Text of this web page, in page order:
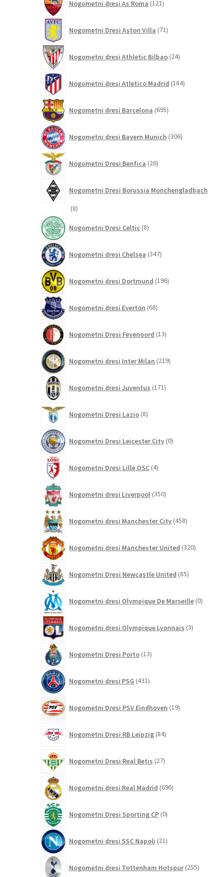
Nogometni dresi As Roma 121izdelkov
Nogometni Dresi Aston Villa 71izdelkov
Nogometni dresi Athletic Bilbao 24izdelkov
Nogometni dresi Atletico Madrid 184izdelkov
Nogometni dresi Barcelona 695izdelkov
Nogometni dresi Bayern Munich 306izdelkov
Nogometni Dresi Benfica 26izdelkov
Nogometni Dresi Borussia Monchengladbach
88
Nogometni Dresi Celtic 8izdelkov
Nogometni dresi Chelsea 347izdelkov
Nogometni dresi Dortmund 196izdelkov
Nogometni dresi Everton 68izdelkov
Nogometni Dresi Feyenoord 13izdelkov
Nogometni dresi Inter Milan 219izdelkov
Nogometni dresi Juventus 171izdelkov
Nogometni Dresi Lazio 8izdelkov
Nogometni Dresi Leicester City 0izdelkov
Nogometni Dresi Lille OSC 4izdelki
Nogometni dresi Liverpool 350izdelkov
Nogometni dresi Manchester City 458izdelkov
Nogometni dresi Manchester United 320izdelkov
Nogometni Dresi Newcastle United 85izdelkov
Nogometni dresi Olympique De Marseille 0
Nogometni dresi Olympique Lyonnais 3izdelki
Nogometni Dresi Porto 13izdelkov
Nogometni dresi PSG 431izdelkov
Nogometni Dresi PSV Eindhoven 19izdelkov
Nogometni Dresi RB Leipzig 84izdelkov
Nogometni Dresi Real Betis 27izdelkov
Nogometni dresi Real Madrid 696izdelkov
Nogometni Dresi Sporting CP 0izdelkov
Nogometni dresi SSC Napoli 21izdelkov
Nogometni dresi Tottenham Hotspur 255